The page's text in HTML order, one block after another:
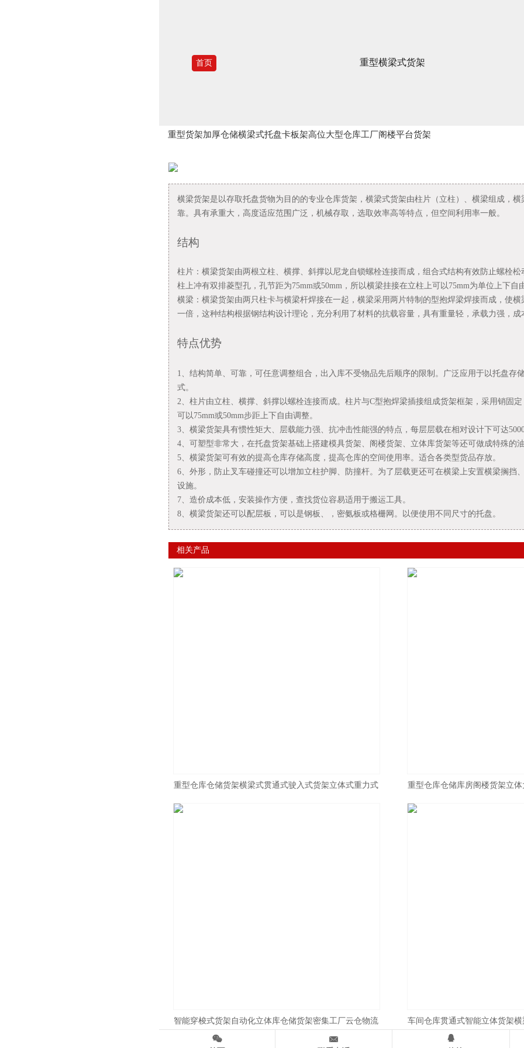
首页 重型横梁式货架
重型货架加厚仓储横梁式托盘卡板架高位大型仓库工厂阁楼平台货架
横梁货架是以存取托盘货物为目的的专业仓库货架，横梁式货架由柱片（立柱）、横梁组成，横
靠。具有承重大，高度适应范围广泛，机械存取，选取效率高等特点，但空间利用率一般。
结构
柱片：横梁货架由两根立柱、横撑、斜撑以尼龙自锁螺栓连接而成，组合式结构有效防止螺栓松
柱上冲有双排菱型孔，孔节距为75mm或50mm，所以横梁挂接在立柱上可以75mm为单位上下自
横梁：横梁货架由两只柱卡与横梁杆焊接在一起，横梁采用两片特制的型抱焊梁焊接而成，使
一倍，这种结构根据钢结构设计理论，充分利用了材料的抗载容量，具有重量轻，承载力强，成
特点优势
1、结构简单、可靠，可任意调整组合，出入库不受物品先后顺序的限制。广泛应用于以托盘存
式。
2、柱片由立柱、横撑、斜撑以螺栓连接而成。柱片与C型抱焊梁插接组成货架框架，采用销固
可以75mm或50mm步距上下自由调整。
3、横梁货架具有惯性矩大、层载能力强、抗冲击性能强的特点，每层层载在相对设计下可达
4、可塑型非常大，在托盘货架基础上搭建模具货架、阁楼货架、立体库货架等还可做成特殊的
5、横梁货架可有效的提高仓库存储高度，提高仓库的空间使用率。适合各类型货品存放。
6、外形，防止叉车碰撞还可以增加立柱护脚、防撞杆。为了层载更还可在横梁上安置横梁搁挡
设施。
7、造价成本低，安装操作方便，查找货位容易适用于搬运工具。
8、横梁货架还可以配层板，可以是钢板、，密氨板或格栅网。以便使用不同尺寸的托盘。
相关产品
重型仓库仓储货架横梁式贯通式驶入式货架立体式重力式
重型仓库仓储库房阁楼货架立
智能穿梭式货架自动化立体库仓储货架密集工厂云仓物流
车间仓库贯通式智能立体货架
  